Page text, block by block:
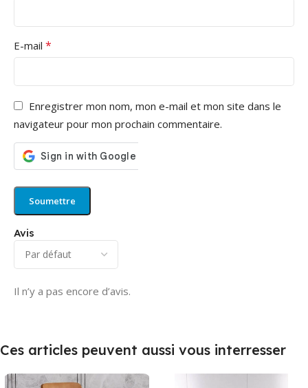
Avis
Il n’y a pas encore d’avis.
E-mail *
Enregistrer mon nom, mon e-mail et mon site dans le
navigateur pour mon prochain commentaire.
Ces articles peuvent aussi vous interresser